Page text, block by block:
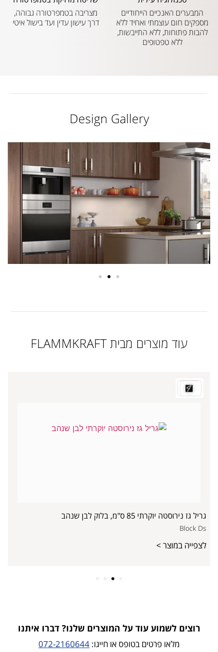
המבערים האנכיים הייחודיים
מספקים חום עוצמתי ואחיד ללא
להבות פתוחות, ללא התייבשות,
ללא טפטופים
מצריבה בטמפרטורה גבוהה,
דרך עישון עדין ועד בישול איטי
Design Gallery
עוד מוצרים מבית FLAMMKRAFT
גריל גז נירוסטה יוקרתי 85 ס"מ, בלוק לבן שנהב
Block Ds
לצפייה במוצר >
רוצים לשמוע עוד על המוצרים שלנו? דברו איתנו
מלאו פרטים בטופס או חייגו: 072-2160644